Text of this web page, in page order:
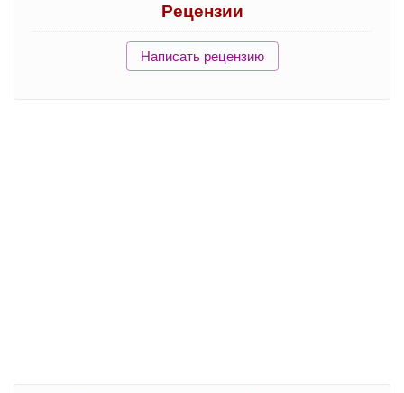
Рецензии
Написать рецензию